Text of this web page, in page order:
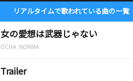
リアルタイムで歌われている曲の一覧
女の愛想は武器じゃない
OCHA NORMA
Trailer